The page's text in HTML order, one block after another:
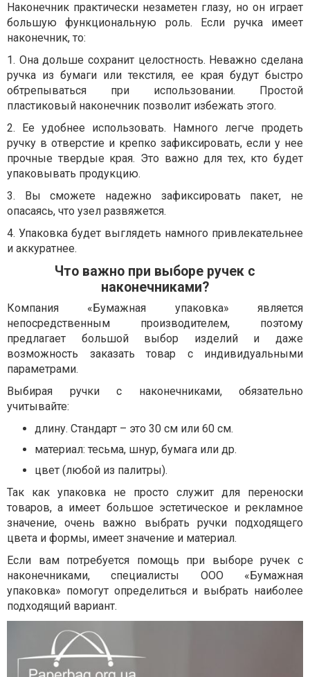
Наконечник практически незаметен глазу, но он играет
большую функциональную роль. Если ручка имеет
наконечник, то:
1. Она дольше сохранит целостность. Неважно сделана
ручка из бумаги или текстиля, ее края будут быстро
обтрепываться при использовании. Простой
пластиковый наконечник позволит избежать этого.
2. Ее удобнее использовать. Намного легче продеть
ручку в отверстие и крепко зафиксировать, если у нее
прочные твердые края. Это важно для тех, кто будет
упаковывать продукцию.
3. Вы сможете надежно зафиксировать пакет, не
опасаясь, что узел развяжется.
4. Упаковка будет выглядеть намного привлекательнее
и аккуратнее.
Что важно при выборе ручек с
наконечниками?
Компания «Бумажная упаковка» является
непосредственным производителем, поэтому
предлагает большой выбор изделий и даже
возможность заказать товар с индивидуальными
параметрами.
Выбирая ручки с наконечниками, обязательно
учитывайте:
длину. Стандарт – это 30 см или 60 см.
материал: тесьма, шнур, бумага или др.
цвет (любой из палитры).
Так как упаковка не просто служит для переноски
товаров, а имеет большое эстетическое и рекламное
значение, очень важно выбрать ручки подходящего
цвета и формы, имеет значение и материал.
Если вам потребуется помощь при выборе ручек с
наконечниками, специалисты ООО «Бумажная
упаковка» помогут определиться и выбрать наиболее
подходящий вариант.